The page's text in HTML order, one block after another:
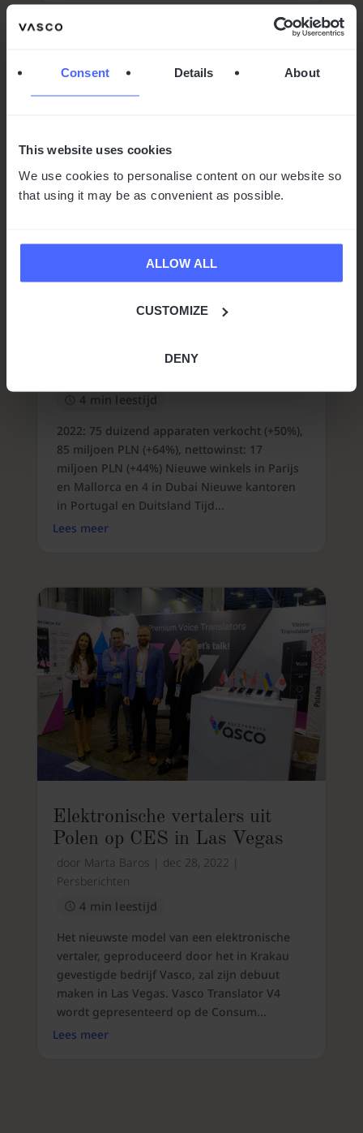
Consent Details About
This website uses cookies
We use cookies to personalise content on our website so
that using it may be as convenient as possible.
ALLOW ALL
CUSTOMIZE
DENY
Vasco van Krakau richt zich
activiteiten en nieuwe
Agnieszka Noskowska|
4 min leestijd
2022: 75 duizend apparaten verkocht (+50%),
85 miljoen PLN (+64%), nettowinst: 17
miljoen PLN (+44%) Nieuwe winkels in Parijs
en Mallorca en 4 in Dubai Nieuwe kantoren
in Portugal en Duitsland Tijd...
Lees meer
Elektronische vertalers uit
Polen op CES in Las Vegas
door Marta Baros dec 28, 2022
Persberichten
4 min leestijd
Het nieuwste model van een elektronische
vertaler, geproduceerd door het in Krakau
gevestigde bedrijf Vasco, zal zijn debuut
maken in Las Vegas. Vasco Translator V4
wordt gepresenteerd op de Consum...
Lees meer